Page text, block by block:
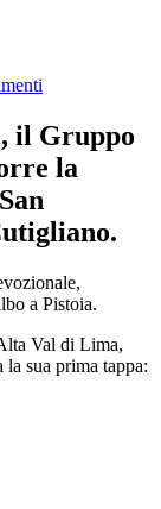
il Gruppo
la
a Pistoia.
Val di Lima,
sua prima tappa: